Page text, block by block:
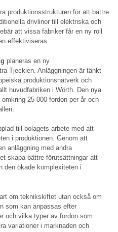
produktionsstrukturen för att bättre
drivlinor till elektriska och
att vissa fabriker får en ny roll
effektiviseras.
planeras en ny
Tjeckien. Anläggningen är tänkt
produktionsnätverk och
huvudfabriken i Wörth. Den nya
25 000 fordon per år och
till bolagets arbete med att
i produktionen. Genom att
anläggning med andra
skapa bättre förutsättningar att
den ökade komplexiteten i
om teknikskiftet utan också om
som kan anpassas efter
och vilka typer av fordon som
variationer i marknaden och